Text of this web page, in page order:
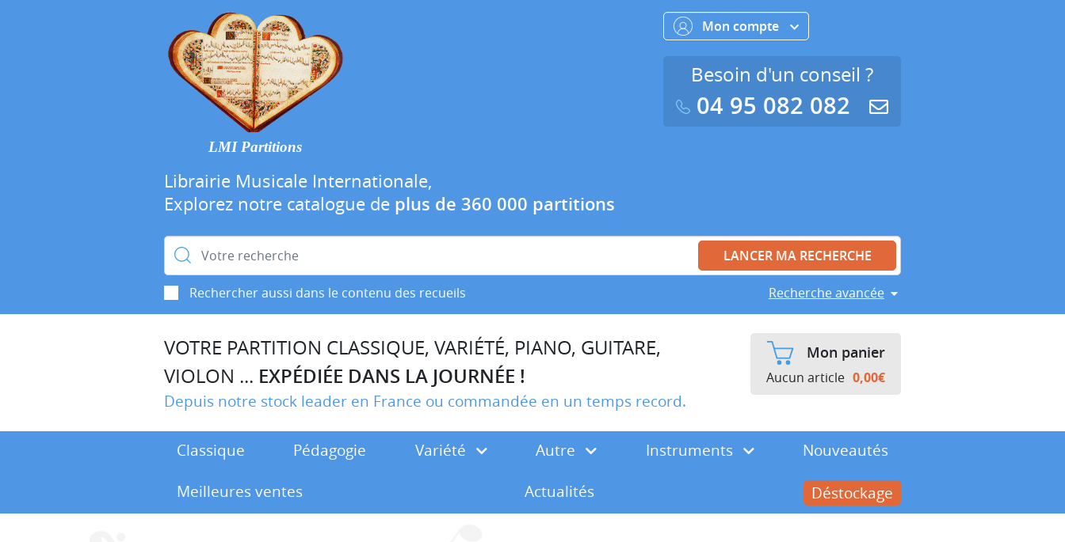
LMI Partitions
Librairie Musicale Internationale,
Explorez notre catalogue de plus de 360 000 partitions
Rechercher :
Rechercher aussi dans le contenu des recueils Recherche avancée
Mon compte
Besoin d'un conseil ?
04 95 082 082
VOTRE PARTITION CLASSIQUE, VARIÉTÉ, PIANO, GUITARE,
VIOLON ... EXPÉDIÉE DANS LA JOURNÉE !
Depuis notre stock leader en France ou commandée en un temps record.
Mon panier
Aucun article 0,00€
Classique Pédagogie Variété Autre Instruments
Nouveautés
Meilleures ventes
Actualités Déstockage